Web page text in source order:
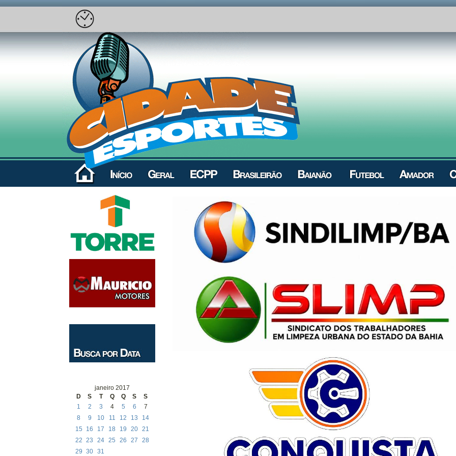
janeiro 2017
D
S T Q Q S
S
1
2 3 4 5 6
7
8
9 10 11 12 13
14
15
16 17 18 19 20 21
22 23 24 25 26 27
28
29 30 31